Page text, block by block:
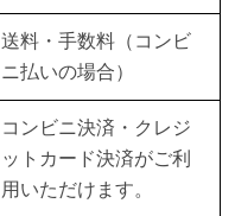
送料・手数料（コンビ
ニ払いの場合）
コンビニ決済・クレジ
ットカード決済がご利
用いただけます。